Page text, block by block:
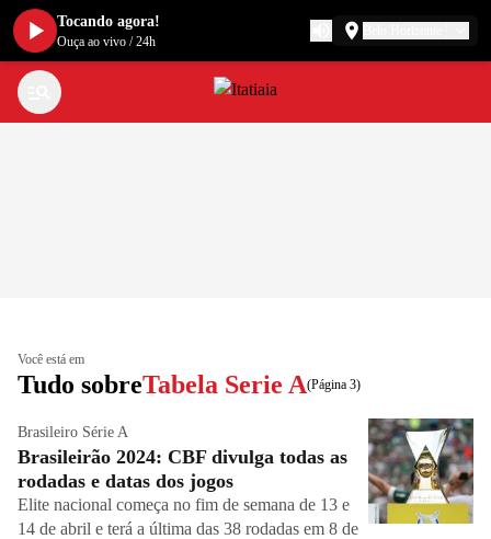
Você está em
Tudo sobreTabela Serie A(Página 3)
Brasileiro Série A
Brasileirão 2024: CBF divulga todas as
rodadas e datas dos jogos
Elite nacional começa no fim de semana de 13 e
14 de abril e terá a última das 38 rodadas em 8 de
Tocando agora!
Ouça ao vivo /24h